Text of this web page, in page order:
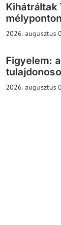
Kihátráltak
2026. augusztus
Figyelem:
2026. augusztus